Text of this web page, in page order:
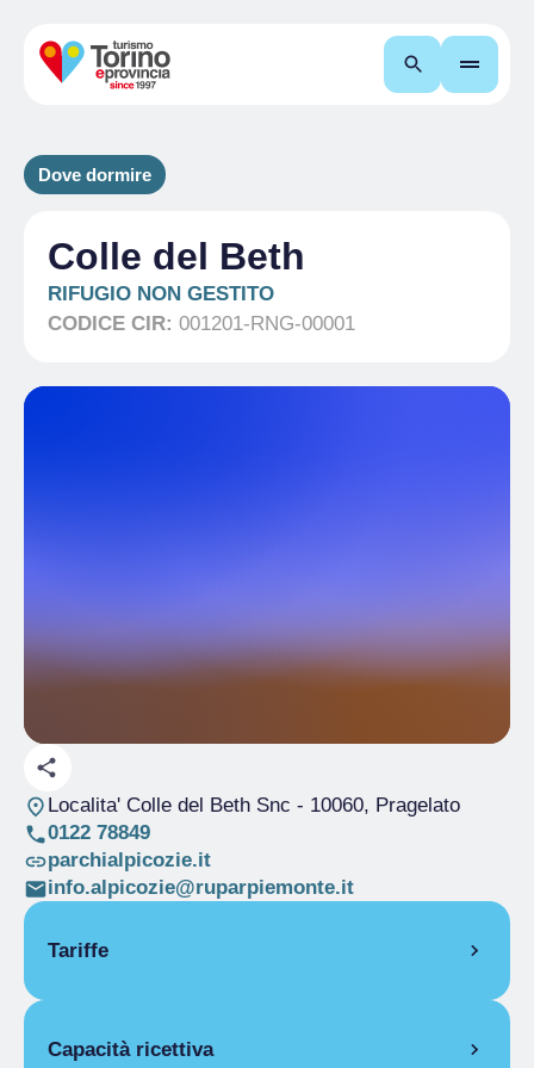
Cerca
Dove dormire
Colle del Beth
RIFUGIO NON GESTITO
CODICE CIR: 001201-RNG-00001
Localita' Colle del Beth Snc - 10060, Pragelato
0122 78849
parchialpicozie.it
info.alpicozie@ruparpiemonte.it
Tariffe
Stagione unica
Capacità ricettiva